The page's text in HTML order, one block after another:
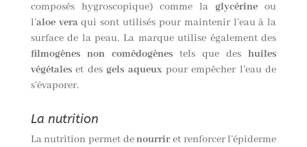
composés hygroscopique) comme laglycérine ou
l’aloe veraqui sont utilisés pour maintenir l’eau à la
surface de la peau. La marque utilise égalementdes
filmogènes non comédogènestels que deshuiles
végétaleset desgels aqueux pour empêcher l’eau de
s’évaporer.
La nutrition
La nutrition permet denourriret renforcer l’épiderme